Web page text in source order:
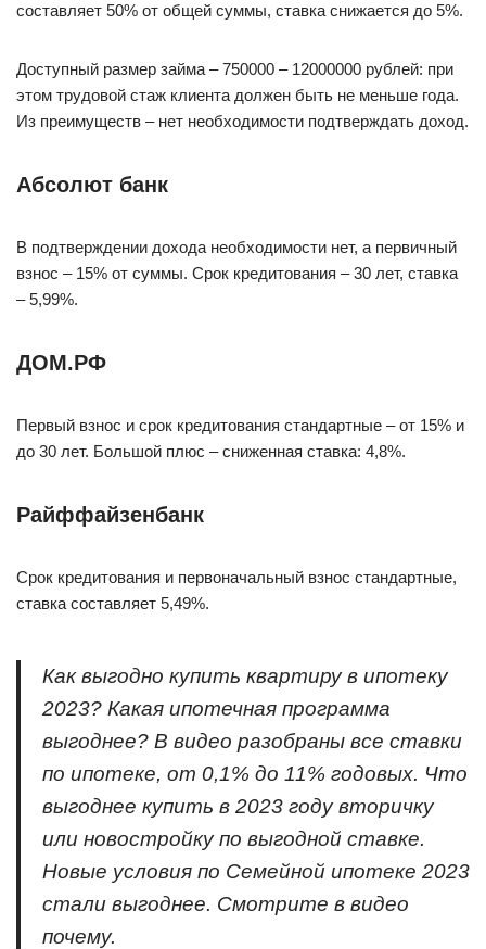
составляет 50% от общей суммы, ставка снижается до 5%.
Доступный размер займа – 750000 – 12000000 рублей: при
этом трудовой стаж клиента должен быть не меньше года.
Из преимуществ – нет необходимости подтверждать доход.
Абсолют банк
В подтверждении дохода необходимости нет, а первичный
взнос – 15% от суммы. Срок кредитования – 30 лет, ставка
– 5,99%.
ДОМ.РФ
Первый взнос и срок кредитования стандартные – от 15% и
до 30 лет. Большой плюс – сниженная ставка: 4,8%.
Райффайзенбанк
Срок кредитования и первоначальный взнос стандартные,
ставка составляет 5,49%.
Как выгодно купить квартиру в ипотеку
2023? Какая ипотечная программа
выгоднее? В видео разобраны все ставки
по ипотеке, от 0,1% до 11% годовых. Что
выгоднее купить в 2023 году вторичку
или новостройку по выгодной ставке.
Новые условия по Семейной ипотеке 2023
стали выгоднее. Смотрите в видео
почему.